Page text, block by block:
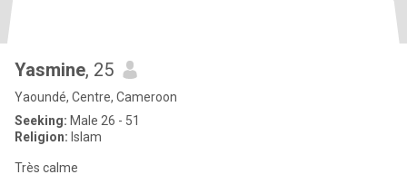
Yasmine, 25
Yaoundé, Centre, Cameroon
Seeking: Male 26 - 51
Religion: Islam
Très calme